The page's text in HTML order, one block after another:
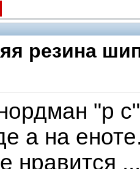
резина
"р
а на
нравится